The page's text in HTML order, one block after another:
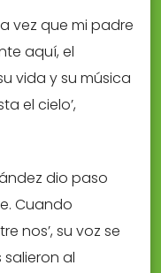
vez que mi padre
aquí, el
vida y su música
el cielo’,
dio paso
Cuando
nos’, su voz se
al